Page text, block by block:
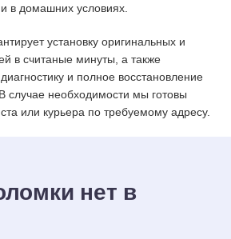
в домашних условиях.
установку оригинальных и
в считаные минуты, а также
и полное восстановление
случае необходимости мы готовы
или курьера по требуемому адресу.
нет в